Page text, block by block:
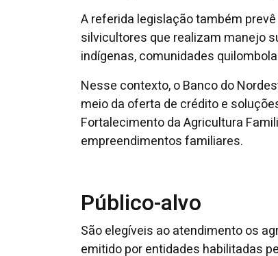
A referida legislação também
silvicultores que realizam manejo
indígenas, comunidades
Nesse contexto, o Banco do
meio da oferta de crédito e
Fortalecimento da Agricultura
empreendimentos familiares.
Público-alvo
São elegíveis ao atendimento os
emitido por entidades habilitadas